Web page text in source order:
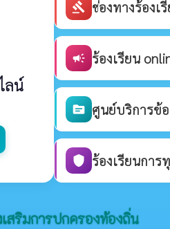
ลน์
gavel ช่องทางร้อง
campaign ร้องเรียน
source ศูนย์บริการข้
shield ร้องเรียนกา
สริมการปกครองท้องถิ่น